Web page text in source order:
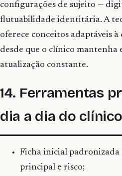
configurações de sujeito —
flutuabilidade identitária. A
oferece conceitos adaptáveis
desde que o clínico mantenha
atualização constante.
14. Ferramentas
dia a dia do clínico
Ficha inicial padronizada
principal e risco;